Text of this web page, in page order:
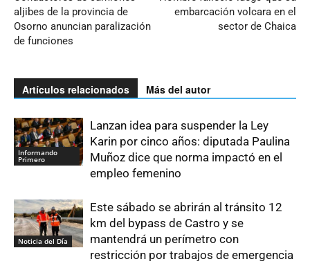
aljibes de la provincia de
Osorno anuncian paralización
de funciones
embarcación volcara en el
sector de Chaica
Artículos relacionados Más del autor
Informando
Primero
Lanzan idea para suspender la Ley
Karin por cinco años: diputada Paulina
Muñoz dice que norma impactó en el
empleo femenino
Noticia del Día
Este sábado se abrirán al tránsito 12
km del bypass de Castro y se
mantendrá un perímetro con
restricción por trabajos de emergencia